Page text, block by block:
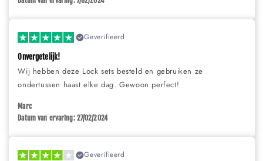
Geverifieerd
Onvergetelijk!
Wij hebben deze Lock sets besteld en gebruiken ze
ondertussen haast elke dag. Gewoon perfect!
Marc
Datum van ervaring: 27/02/2024
Geverifieerd